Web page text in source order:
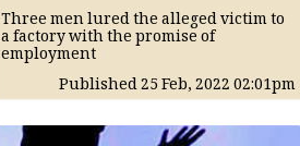
Three men lured the alleged victim to
a factory with the promise of
employment
Published25 Feb, 202202:01pm